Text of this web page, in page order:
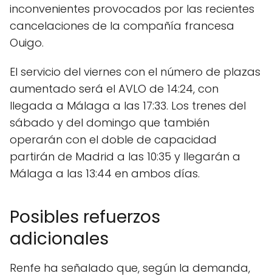
inconvenientes provocados por las recientes
cancelaciones de la compañía francesa
Ouigo.
El servicio del viernes con el número de plazas
aumentado será el AVLO de 14:24, con
llegada a Málaga a las 17:33. Los trenes del
sábado y del domingo que también
operarán con el doble de capacidad
partirán de Madrid a las 10:35 y llegarán a
Málaga a las 13:44 en ambos días.
Posibles refuerzos
adicionales
Renfe ha señalado que, según la demanda,